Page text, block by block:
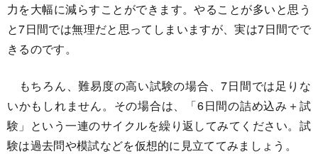
力を大幅に減らすことができます。やることが多いと思う
と7日間では無理だと思ってしまいますが、実は7日間でで
きるのです。
もちろん、難易度の高い試験の場合、7日間では足りな
いかもしれません。その場合は、「6日間の詰め込み＋試
験」という一連のサイクルを繰り返してみてください。試
験は過去問や模試などを仮想的に見立ててみましょう。